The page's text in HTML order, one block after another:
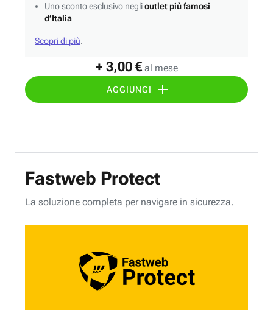
+ 3,00 € al mese
AGGIUNGI
Uno sconto esclusivo neglioutlet più famosi
d’Italia
Scopri di più.
Fastweb Protect
La soluzione completa per navigare in sicurezza.